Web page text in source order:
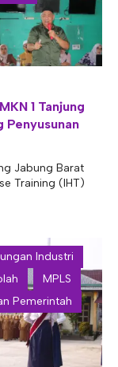
1 Tanjung
Penyusunan
Jabung Barat
Training (IHT)
Industri
MPLS
Pemerintah